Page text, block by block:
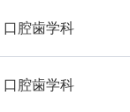
口腔歯学科
口腔歯学科